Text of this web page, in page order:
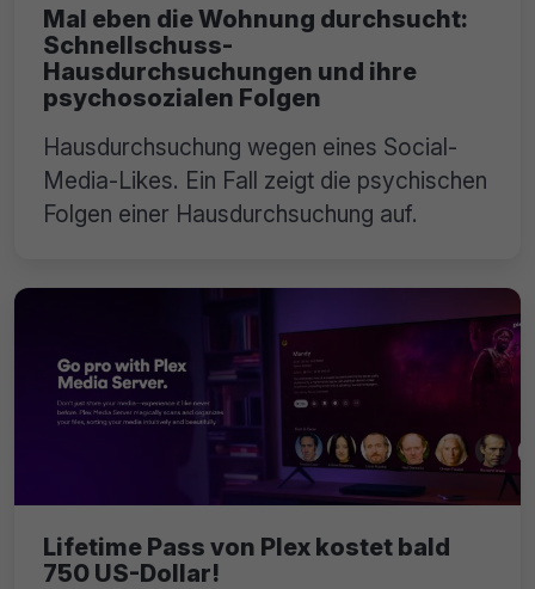
Mal eben die Wohnung durchsucht:
Schnellschuss-
Hausdurchsuchungen und ihre
psychosozialen Folgen
Hausdurchsuchung wegen eines Social-
Media-Likes. Ein Fall zeigt die psychischen
Folgen einer Hausdurchsuchung auf.
Lifetime Pass von Plex kostet bald
750 US-Dollar!